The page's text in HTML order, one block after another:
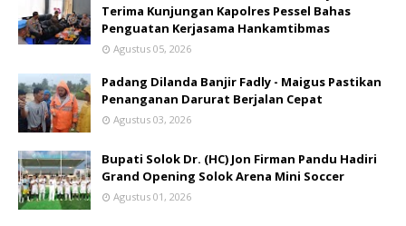
Terima Kunjungan Kapolres Pessel Bahas
Penguatan Kerjasama Hankamtibmas
Agustus 05, 2026
Padang Dilanda Banjir Fadly - Maigus Pastikan
Penanganan Darurat Berjalan Cepat
Agustus 03, 2026
Bupati Solok Dr. (HC) Jon Firman Pandu Hadiri
Grand Opening Solok Arena Mini Soccer
Agustus 01, 2026